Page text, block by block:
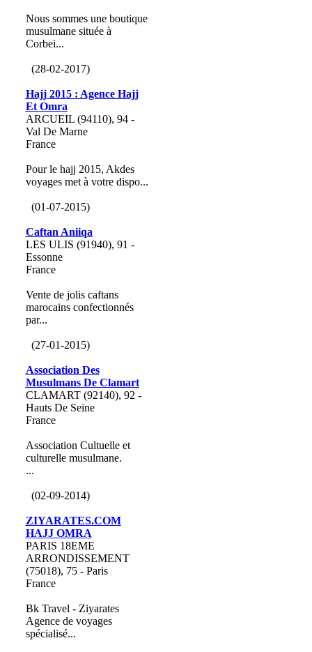
Nous sommes une boutique
musulmane située à
Corbei...
(28-02-2017)
Hajj 2015 : Agence Hajj
Et Omra
ARCUEIL (94110), 94 -
Val De Marne
France
Pour le hajj 2015, Akdes
voyages met à votre dispo...
(01-07-2015)
Caftan Aniiqa
LES ULIS (91940), 91 -
Essonne
France
Vente de jolis caftans
marocains confectionnés
par...
(27-01-2015)
Association Des
Musulmans De Clamart
CLAMART (92140), 92 -
Hauts De Seine
France
Association Cultuelle et
culturelle musulmane.
...
(02-09-2014)
ZIYARATES.COM
HAJJ OMRA
PARIS 18EME
ARRONDISSEMENT
(75018), 75 - Paris
France
Bk Travel - Ziyarates
Agence de voyages
spécialisé...